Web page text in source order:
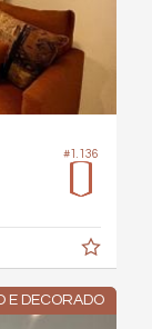
#1.136
E DECORADO